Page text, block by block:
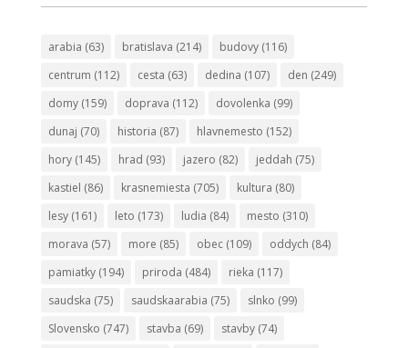
arabia (63) bratislava (214) budovy(116)
centrum (112) cesta (63) dedina (107) den (249)
domy(159) doprava (112) dovolenka (99)
dunaj (70) historia (87) hlavnemesto (152)
hory(145) hrad (93) jazero (82) jeddah (75)
kastiel (86) krasnemiesta (705) kultura (80)
lesy(161) leto (173) ludia (84) mesto (310)
morava (57) more (85) obec(109) oddych (84)
pamiatky(194) priroda (484) rieka (117)
saudska (75) saudskaarabia (75) slnko (99)
Slovensko (747) stavba (69) stavby(74)